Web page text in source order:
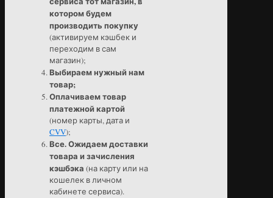
котором будем
производить покупку
(активируем кэшбек и
переходим в сам
магазин);
Выбираем нужный нам
товар;
Оплачиваем товар
платежной картой
(номер карты, дата и
CVV);
Все. Ожидаем доставки
товара и зачисления
кэшбэка (на карту или на
кошелек в личном
кабинете сервиса).